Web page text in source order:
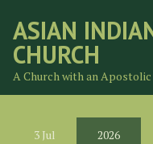
content
ASIAN
CHURCH
A Church with an
3 Jul 2026